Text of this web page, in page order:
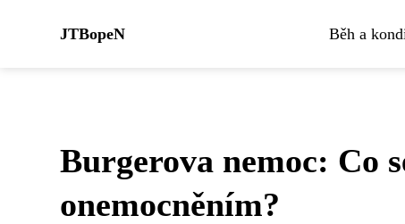
JTBopeN Běh a
Burgerova nemoc: Co
onemocněním?